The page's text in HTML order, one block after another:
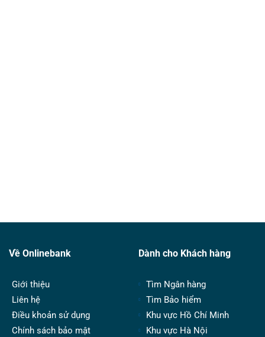
Về Onlinebank
Giới thiệu
Liên hệ
Điều khoản sử dụng
Chính sách bảo mật
Dành cho Khách hàng
Tìm Ngân hàng
Tìm Bảo hiểm
Khu vực Hồ Chí Minh
Khu vực Hà Nội